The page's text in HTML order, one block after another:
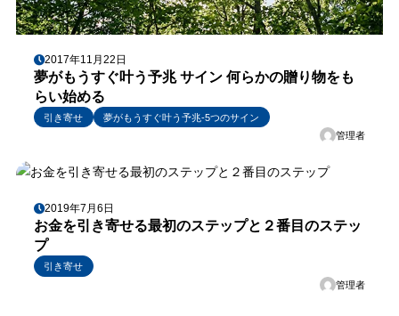
2017年11月22日
夢がもうすぐ叶う予兆 サイン 何らかの贈り物をも
らい始める
引き寄せ
夢がもうすぐ叶う予兆-5つのサイン
管理者
2019年7月6日
お金を引き寄せる最初のステップと２番目のステッ
プ
引き寄せ
管理者